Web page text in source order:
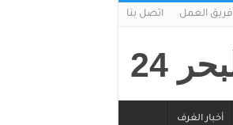
اتصل بنا فريق العمل
أخبار الغرف